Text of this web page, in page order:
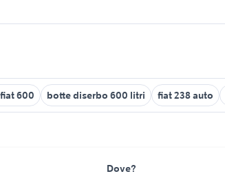
600 botte diserbo 600 litri fiat 238 auto
Dove?